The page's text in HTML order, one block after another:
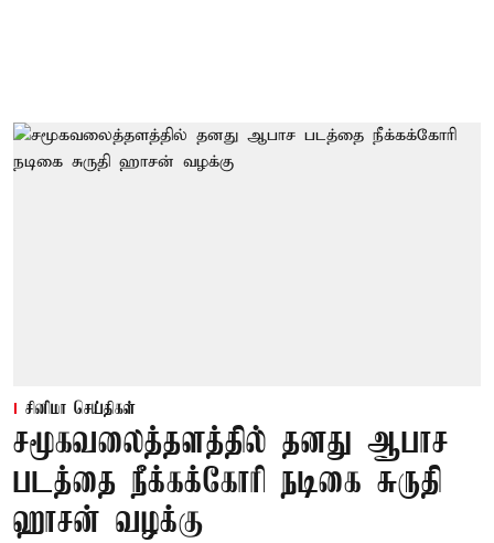
சினிமா செய்திகள்
சமூகவலைத்தளத்தில் தனது ஆபாச
படத்தை நீக்கக்கோரி நடிகை சுருதி
ஹாசன் வழக்கு